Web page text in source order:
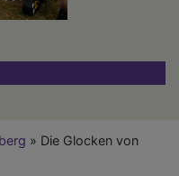
Die Glocken von